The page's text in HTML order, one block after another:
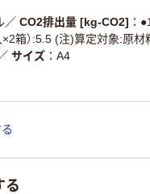
いる
ントです。詳しくはペー
」で確認できます。
／ CO2排出量 [kg-CO2]
箱）:5.5 (注)算定対象:原材
／ サイズ
A4
る